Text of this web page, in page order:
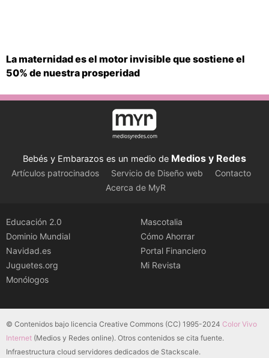
La maternidad es el motor invisible que sostiene el
50% de nuestra prosperidad
Bebés y Embarazos es un medio de Medios y Redes
Artículos patrocinados Servicio de Diseño web
Contacto
Acerca de MyR
Educación 2.0
Dominio Mundial
Navidad.es
Juguetes.org
Monólogos
Mascotalia
Cómo Ahorrar
Portal Financiero
Mi Revista
© Contenidos bajo licencia Creative Commons (CC) 1995-2024 Color Vivo
Internet (Medios y Redes online). Otros contenidos se cita fuente.
Infraestructura cloud servidores dedicados de Stackscale.